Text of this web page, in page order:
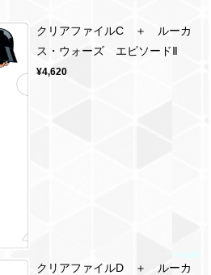
クリアファイルC ＋ ルーカ
ス・ウォーズ エピソードⅡ
¥4,620
クリアファイルD ＋ ルーカ